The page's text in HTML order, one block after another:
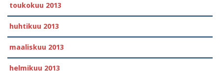
toukokuu 2013
huhtikuu 2013
maaliskuu 2013
helmikuu 2013